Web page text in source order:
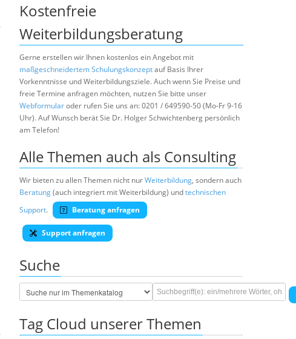
Kostenfreie
Weiterbildungsberatung
Gerne erstellen wir Ihnen kostenlos ein Angebot mit
maßgeschneidertem Schulungskonzeptauf Basis Ihrer
Vorkenntnisse und Weiterbildungsziele. Auch wenn Sie Preise und
freie Termine anfragen möchten, nutzen Sie bitte unser
Webformularoder rufen Sie uns an: 0201 / 649590-50 (Mo-Fr 9-16
Uhr). Auf Wunsch berät Sie Dr. Holger Schwichtenberg persönlich
am Telefon!
Alle Themen auch als Consulting
Wir bieten zu allen Themen nicht nurWeiterbildung, sondern auch
Beratung(auch integriert mit Weiterbildung) undtechnischen
Support. Beratung anfragen
Support anfragen
Suche
Tag Cloud unserer Themen